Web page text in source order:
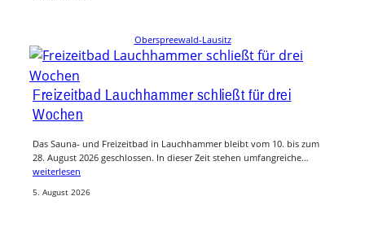
Oberspreewald-Lausitz
Freizeitbad Lauchhammer schließt für drei
Wochen
Das Sauna- und Freizeitbad in Lauchhammer bleibt vom 10. bis zum
28. August 2026 geschlossen. In dieser Zeit stehen umfangreiche…
weiterlesen
5. August 2026